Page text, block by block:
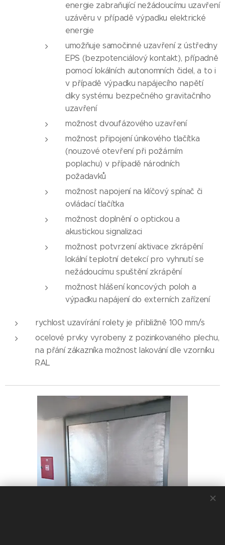
energie zabraňující nežádoucímu uzavření
uzávěru v případě výpadku elektrické
energie
umožňuje samočinné uzavření z ústředny
EPS (bezpotenciálový kontakt), případně
pomocí lokálních autonomních čidel, a to i
v případě výpadku napájecího napětí
díky systému bezpečného gravitačního
uzavření
možnost dvoufázového uzavření
možnost připojení únikového tlačítka
(nouzové otevření při požárním
poplachu) v případě národních
požadavků
možnost napojení na klíčový spínač či
ovládací tlačítka
možnost doplnění o optickou a
akustickou signalizaci
možnost potvrzení aktivace zkrápění
lokální teplotní detekcí pro vyhnutí se
nežádoucímu spuštění zkrápění
možnost hlášení koncových poloh a
výpadku napájení do externích zařízení
rychlost uzavírání rolety je přibližně 100 mm/s
ocelové prvky vyrobeny z pozinkovaného plechu,
na přání zákazníka možnost lakování dle vzorníku
RAL